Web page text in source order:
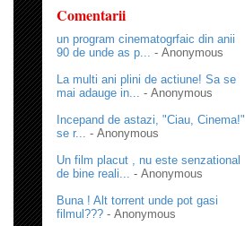
Comentarii
un program cinematogrfaic din anii
90 de unde as p... - Anonymous
La multi ani plini de actiune! Sa se
mai adauge in... - Anonymous
Incepand de astazi, "Ciau, Cinema!"
se r... - Anonymous
Un film placut , nu este senzational
de bine reali... - Anonymous
Buna ! Alt torrent unde pot gasi
filmul??? - Anonymous